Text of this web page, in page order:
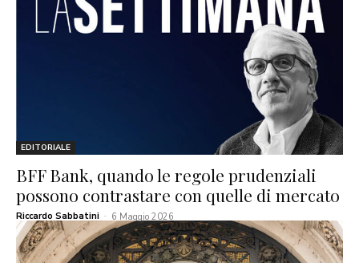
EDITORIALE
BFF Bank, quando le regole prudenziali
possono contrastare con quelle di mercato
Riccardo Sabbatini - 6 Maggio 2026